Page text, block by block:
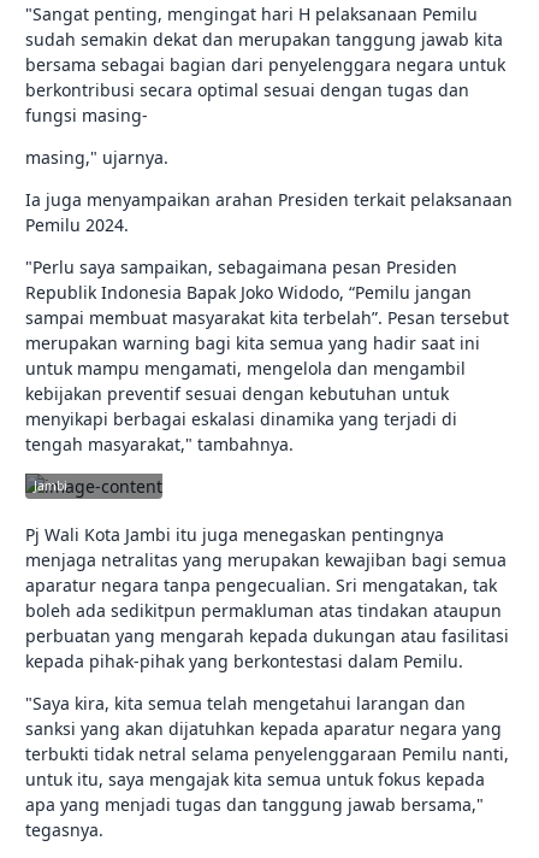
"Sangat penting, mengingat hari H pelaksanaan Pemilu
sudah semakin dekat dan merupakan tanggung jawab kita
bersama sebagai bagian dari penyelenggara negara untuk
berkontribusi secara optimal sesuai dengan tugas dan
fungsi masing-
masing," ujarnya.
Ia juga menyampaikan arahan Presiden terkait pelaksanaan
Pemilu 2024.
"Perlu saya sampaikan, sebagaimana pesan Presiden
Republik Indonesia Bapak Joko Widodo, “Pemilu jangan
sampai membuat masyarakat kita terbelah”. Pesan tersebut
merupakan warning bagi kita semua yang hadir saat ini
untuk mampu mengamati, mengelola dan mengambil
kebijakan preventif sesuai dengan kebutuhan untuk
menyikapi berbagai eskalasi dinamika yang terjadi di
tengah masyarakat," tambahnya.
jambikota.go.id |
Jambi
Pj Wali Kota Jambi itu juga menegaskan pentingnya
menjaga netralitas yang merupakan kewajiban bagi semua
aparatur negara tanpa pengecualian. Sri mengatakan, tak
boleh ada sedikitpun permakluman atas tindakan ataupun
perbuatan yang mengarah kepada dukungan atau fasilitasi
kepada pihak-pihak yang berkontestasi dalam Pemilu.
"Saya kira, kita semua telah mengetahui larangan dan
sanksi yang akan dijatuhkan kepada aparatur negara yang
terbukti tidak netral selama penyelenggaraan Pemilu nanti,
untuk itu, saya mengajak kita semua untuk fokus kepada
apa yang menjadi tugas dan tanggung jawab bersama,"
tegasnya.